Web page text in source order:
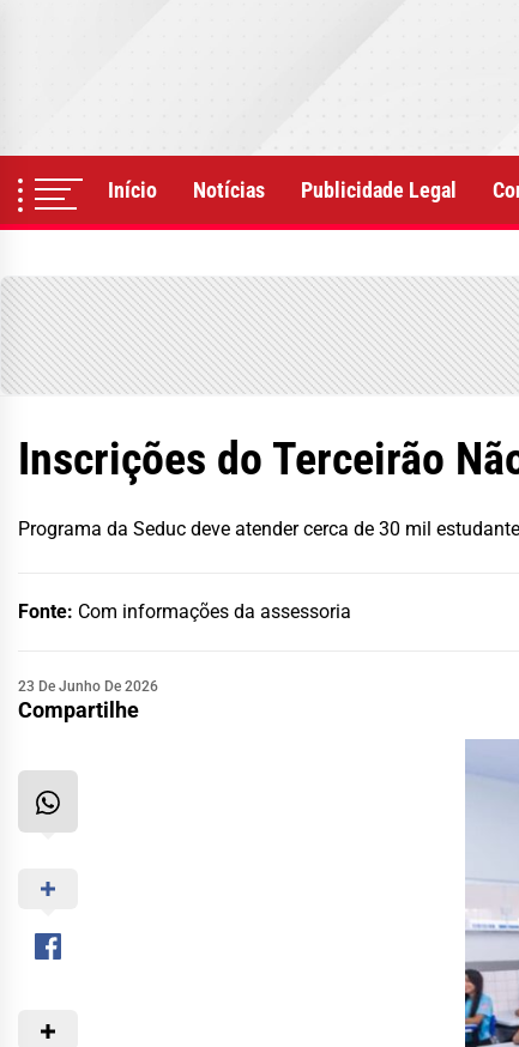
Início Notícias Publicidade Legal
Inscrições do Terceirão
Programa da Seduc deve atender cerca de 30 mil
Fonte: Com informações da assessoria
23 De Junho De 2026
Compartilhe